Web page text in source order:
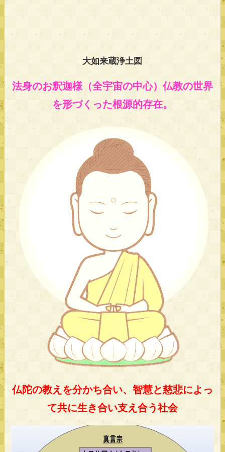
大如来蔵浄土図
法身のお釈迦様（全宇宙の中心）仏教の世界
を形づくった根源的存在。
仏陀の教えを分かち合い、智慧と慈悲によっ
て共に生き合い支え合う社会